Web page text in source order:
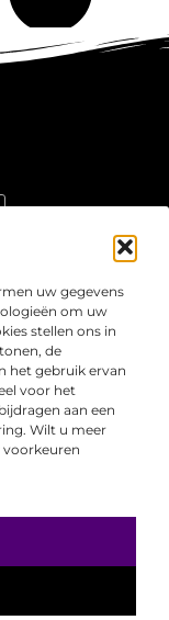
uw gegevens
om uw
stellen ons in
de
het gebruik ervan
voor het
aan een
Wilt u meer
voorkeuren
“
slimme tips
Welkom
die